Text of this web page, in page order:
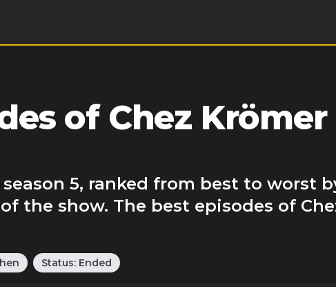
of Chez Krömer
5, ranked from best to worst
the show. The best episodes of
Status: Ended